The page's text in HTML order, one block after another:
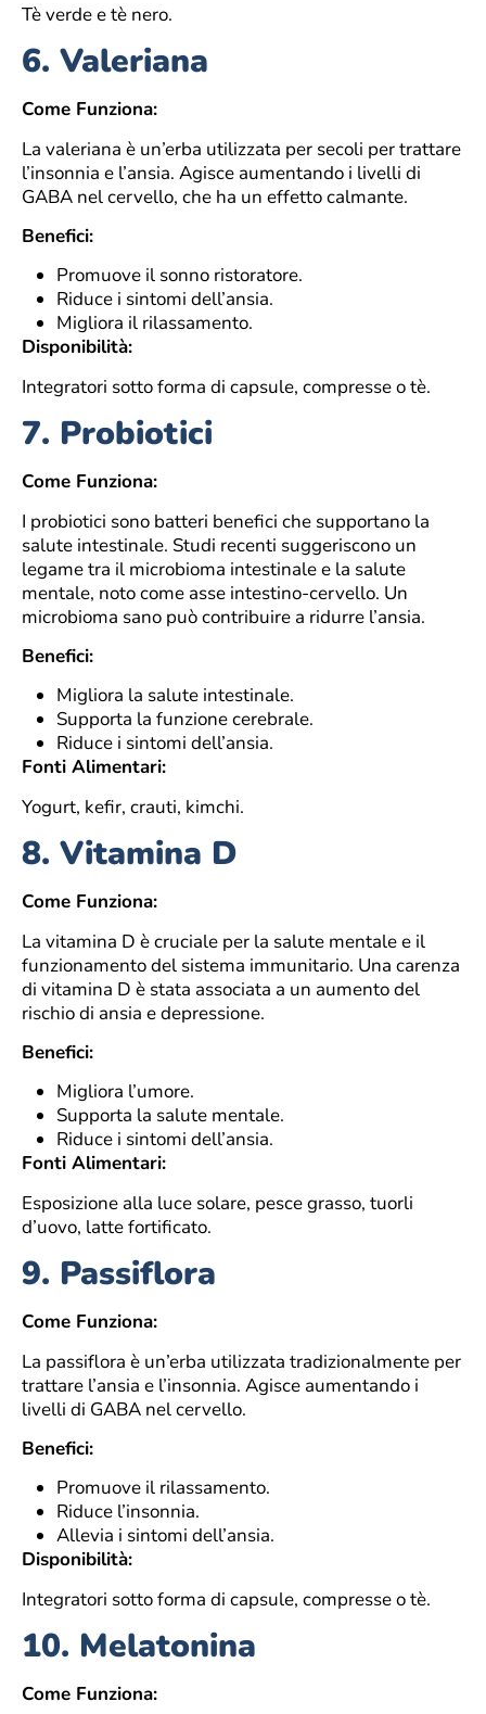
Tè verde e tè nero.
6. Valeriana
Come Funziona:
La valeriana è un’erba utilizzata per secoli per trattare
l’insonnia e l’ansia. Agisce aumentando i livelli di
GABA nel cervello, che ha un effetto calmante.
Benefici:
Promuove il sonno ristoratore.
Riduce i sintomi dell’ansia.
Migliora il rilassamento.
Disponibilità:
Integratori sotto forma di capsule, compresse o tè.
7. Probiotici
Come Funziona:
I probiotici sono batteri benefici che supportano la
salute intestinale. Studi recenti suggeriscono un
legame tra il microbioma intestinale e la salute
mentale, noto come asse intestino-cervello. Un
microbioma sano può contribuire a ridurre l’ansia.
Benefici:
Migliora la salute intestinale.
Supporta la funzione cerebrale.
Riduce i sintomi dell’ansia.
Fonti Alimentari:
Yogurt, kefir, crauti, kimchi.
8. Vitamina D
Come Funziona:
La vitamina D è cruciale per la salute mentale e il
funzionamento del sistema immunitario. Una carenza
di vitamina D è stata associata a un aumento del
rischio di ansia e depressione.
Benefici:
Migliora l’umore.
Supporta la salute mentale.
Riduce i sintomi dell’ansia.
Fonti Alimentari:
Esposizione alla luce solare, pesce grasso, tuorli
d’uovo, latte fortificato.
9. Passiflora
Come Funziona:
La passiflora è un’erba utilizzata tradizionalmente per
trattare l’ansia e l’insonnia. Agisce aumentando i
livelli di GABA nel cervello.
Benefici:
Promuove il rilassamento.
Riduce l’insonnia.
Allevia i sintomi dell’ansia.
Disponibilità:
Integratori sotto forma di capsule, compresse o tè.
10. Melatonina
Come Funziona: